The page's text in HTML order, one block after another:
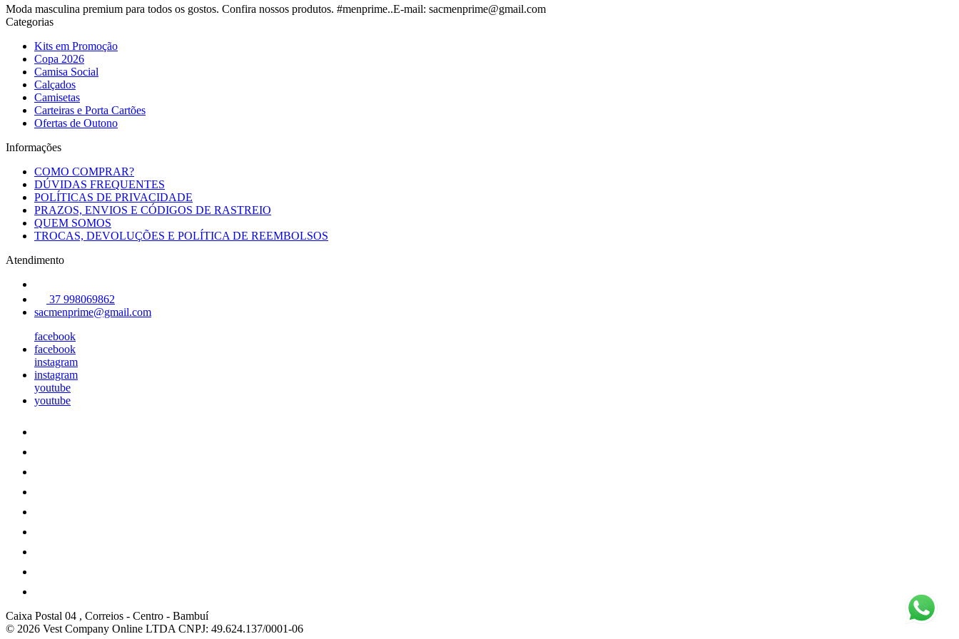
Moda masculina premium para todos os gostos. Confira nossos produtos. #menprime..E-mail: sacmenprime@gmail.com
Categorias
Kits em Promoção
Copa 2026
Camisa Social
Calçados
Camisetas
Carteiras e Porta Cartões
Ofertas de Outono
Informações
COMO COMPRAR?
DÚVIDAS FREQUENTES
POLÍTICAS DE PRIVACIDADE
PRAZOS, ENVIOS E CÓDIGOS DE RASTREIO
QUEM SOMOS
TROCAS, DEVOLUÇÕES E POLÍTICA DE REEMBOLSOS
Atendimento
37 998069862
sacmenprime@gmail.com
facebook
facebook
instagram
instagram
youtube
youtube
Caixa Postal 04 , Correios - Centro - Bambuí
© 2026 Vest Company Online LTDA CNPJ: 49.624.137/0001-06